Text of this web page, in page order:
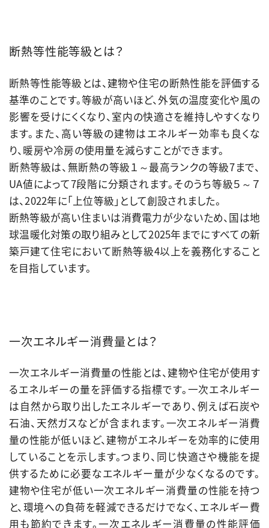
断熱等性能等級とは？
断熱等性能等級とは、建物や住宅の断熱性能を評価する
基準のことです。等級が高いほど、外気の温度変化や風の
影響を受けにくくなり、室内の快適さを維持しやすくなり
ます。また、高い等級の建物はエネルギー効率も良くな
り、暖房や冷房の使用量を減らすことができます。
断熱等級は、無断熱の等級１～最高ランクの等級7まで、
UA値によって7段階に分類されます。そのうち等級５～７
は、2022年に「上位等級」として創設されました。
断熱等級が高い住まいは消費電力が少ないため、国は地
球温暖化対策の取り組みとして2025年までにすべての新
築戸建て住宅において断熱等級4以上を義務化すること
を目指しています。
一次エネルギー消費量とは？
一次エネルギー消費量の性能とは、建物や住宅が使用す
るエネルギーの量を評価する指標です。一次エネルギー
は自然から取り出したエネルギーであり、例えば石炭や
石油、天然ガスなどが含まれます。一次エネルギー消費
量の性能が低いほど、建物がエネルギーを効率的に使用
していることを示します。つまり、同じ快適さや機能を提
供するために必要なエネルギー量が少なくなるのです。
建物や住宅が低い一次エネルギー消費量の性能を持つ
と、環境への負荷を軽減できるだけでなく、エネルギー費
用も節約できます。一次エネルギー消費量の性能評価